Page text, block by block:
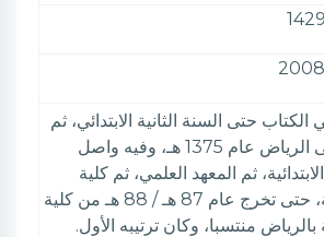
حتى السنة الثانية الابتدائي، ثم
انتقل إلى الرياض عام 1375 هـ، وفيه واصل
ثم المعهد العلمي، ثم كلية
الشريعة، حتى تخرج عام 87 هـ / 88 هـ من كلية
منتسبا، وكان ترتيبه الأول.